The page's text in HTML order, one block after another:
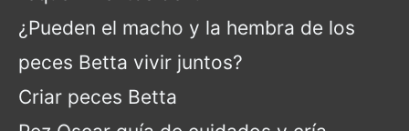
¿Pueden el macho y la hembra de los
peces Betta vivir juntos?
Criar peces Betta